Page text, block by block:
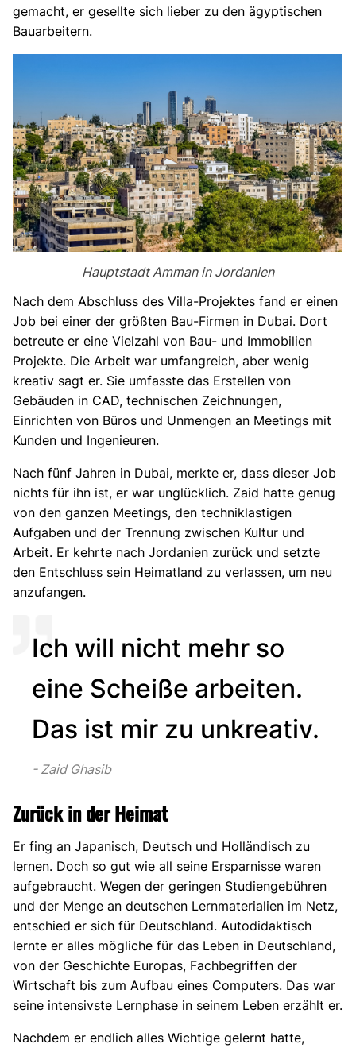
gemacht, er gesellte sich lieber zu den ägyptischen
Bauarbeitern.
Hauptstadt Amman in Jordanien
Nach dem Abschluss des Villa-Projektes fand er einen
Job bei einer der größten Bau-Firmen in Dubai. Dort
betreute er eine Vielzahl von Bau- und Immobilien
Projekte. Die Arbeit war umfangreich, aber wenig
kreativ sagt er. Sie umfasste das Erstellen von
Gebäuden in CAD, technischen Zeichnungen,
Einrichten von Büros und Unmengen an Meetings mit
Kunden und Ingenieuren.
Nach fünf Jahren in Dubai, merkte er, dass dieser Job
nichts für ihn ist, er war unglücklich. Zaid hatte genug
von den ganzen Meetings, den techniklastigen
Aufgaben und der Trennung zwischen Kultur und
Arbeit. Er kehrte nach Jordanien zurück und setzte
den Entschluss sein Heimatland zu verlassen, um neu
anzufangen.
Ich will nicht mehr so
eine Scheiße arbeiten.
Das ist mir zu unkreativ.
Zaid Ghasib
Zurück in der Heimat
Er fing an Japanisch, Deutsch und Holländisch zu
lernen. Doch so gut wie all seine Ersparnisse waren
aufgebraucht. Wegen der geringen Studiengebühren
und der Menge an deutschen Lernmaterialien im Netz,
entschied er sich für Deutschland. Autodidaktisch
lernte er alles mögliche für das Leben in Deutschland,
von der Geschichte Europas, Fachbegriffen der
Wirtschaft bis zum Aufbau eines Computers. Das war
seine intensivste Lernphase in seinem Leben erzählt er.
Nachdem er endlich alles Wichtige gelernt hatte,